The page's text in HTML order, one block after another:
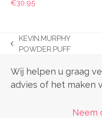
€30.95
previous
KEVIN.MURPHY
POWDER.PUFF
Wij helpen u graag
advies of het maken
Neem